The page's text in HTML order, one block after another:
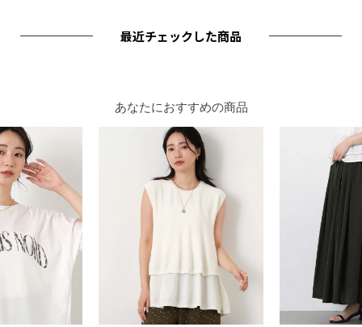
最近チェックした商品
あなたにおすすめの商品